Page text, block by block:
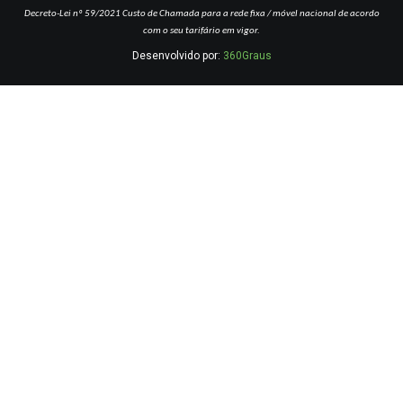
Decreto-Lei nº 59/2021 Custo de Chamada para a rede fixa / móvel nacional de acordo
com o seu tarifário em vigor.
Desenvolvido por: 360Graus